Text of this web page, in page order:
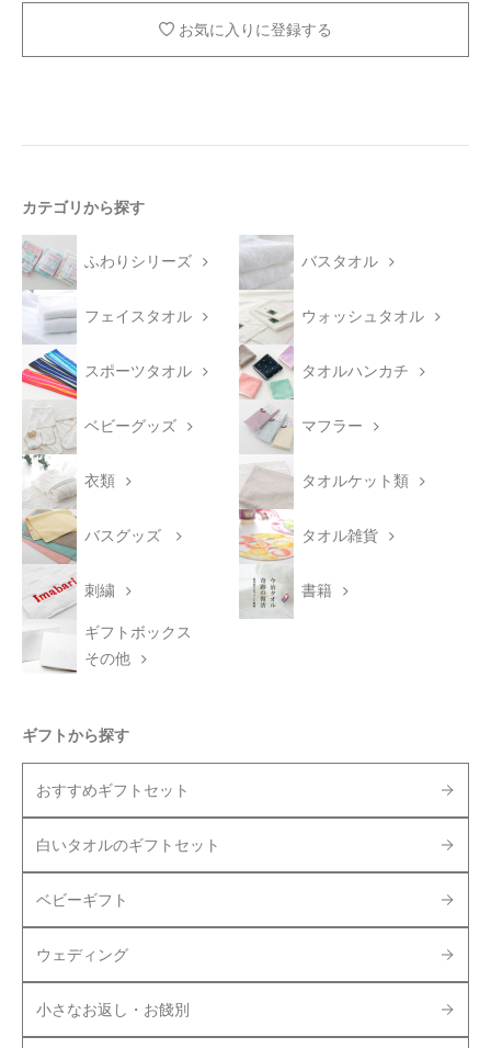
お気に入りに登録する
カテゴリから探す
ふわりシリーズ バスタオル
フェイスタオル ウォッシュタオル
スポーツタオル タオルハンカチ
ベビーグッズ マフラー
衣類 タオルケット類
バスグッズ タオル雑貨
刺繍 書籍
ギフトボックス
その他
ギフトから探す
おすすめギフトセット
白いタオルのギフトセット
ベビーギフト
ウェディング
小さなお返し・お餞別